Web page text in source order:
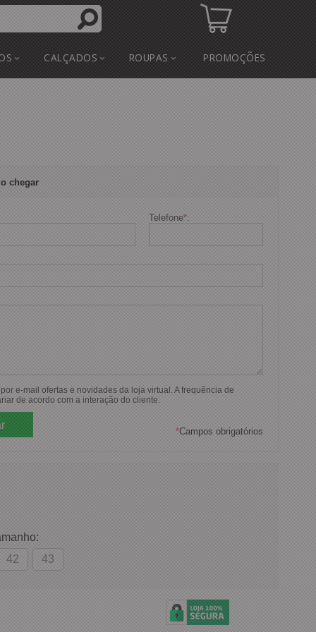
CALÇADOS ROUPAS PROMOÇÕES
chegar
Telefone*:
e-mail ofertas e novidades da loja virtual. A frequência de
de acordo com a interação do cliente.
*Campos obrigatórios
42 43